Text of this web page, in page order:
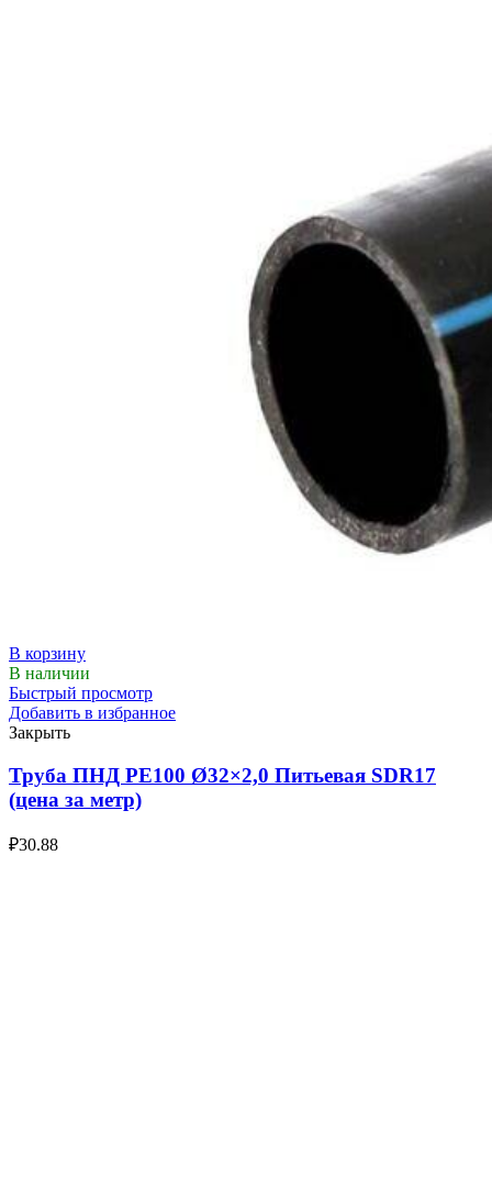
В корзину
В наличии
Быстрый просмотр
Добавить в избранное
Закрыть
Труба ПНД РЕ100 Ø32×2,0 Питьевая SDR17
(цена за метр)
₽30.88